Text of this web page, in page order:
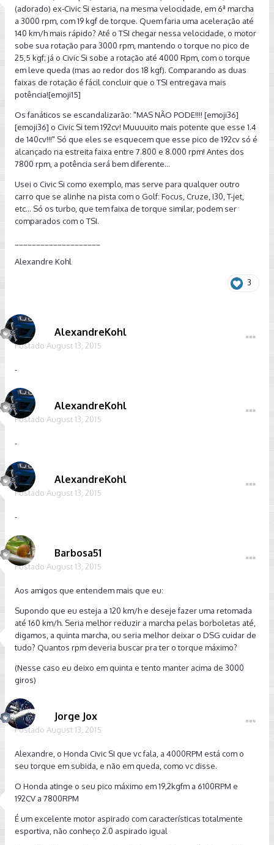
(adorado) ex-Civic Si estaria, na mesma velocidade, em 6ª marcha
a 3000 rpm, com 19 kgf de torque. Quem faria uma aceleração até
140 km/h mais rápido? Até o TSI chegar nessa velocidade, o motor
sobe sua rotação para 3000 rpm, mantendo o torque no pico de
25,5 kgf; já o Civic Si sobe a rotação até 4000 Rpm, com o torque
em leve queda (mas ao redor dos 18 kgf). Comparando as duas
faixas de rotação é fácil concluir que o TSI entregava mais
potência![emoji15]
Os fanáticos se escandalizarão: "MAS NÃO PODE!!!! [emoji36]
[emoji36] o Civic Si tem 192cv! Muuuuito mais potente que esse 1.4
de 140cv!!!" Só que eles se esquecem que esse pico de 192cv só é
alcançado na estreita faixa entre 7.800 e 8.000 rpm! Antes dos
7800 rpm, a potência será bem diferente...
Usei o Civic Si como exemplo, mas serve para qualquer outro
carro que se alinhe na pista com o Golf: Focus, Cruze, I30, T-jet,
etc... Só os turbo, que tem faixa de torque similar, podem ser
comparados com o TSI.
Alexandre Kohl
3
AlexandreKohl
Postado August 13, 2015
-
AlexandreKohl
Postado August 13, 2015
-
AlexandreKohl
Postado August 13, 2015
-
Barbosa51
Postado August 13, 2015
Aos amigos que entendem mais que eu:
Supondo que eu esteja a 120 km/h e deseje fazer uma retomada
até 160 km/h. Seria melhor reduzir a marcha pelas borboletas até,
digamos, a quinta marcha, ou seria melhor deixar o DSG cuidar de
tudo? Quantos rpm deveria buscar pra ter o torque máximo?
(Nesse caso eu deixo em quinta e tento manter acima de 3000
giros)
Jorge Jox
Postado August 13, 2015
Alexandre, o Honda Civic SI que vc fala, a 4000RPM está com o
seu torque em subida, e não em queda, como vc disse.
O Honda atinge o seu pico máximo em 19,2kgfm a 6100RPM e
192CV a 7800RPM
É um excelente motor aspirado com características totalmente
esportiva, não conheço 2.0 aspirado igual